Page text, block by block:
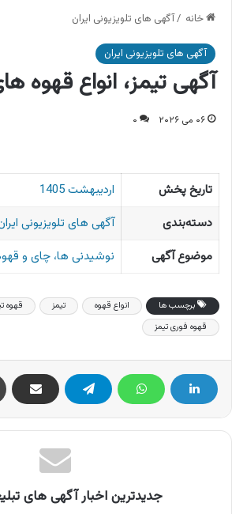
خانه /آگهی های تلویزیونی ایران
آگهی های تلویزیونی ایران
آگهی تیمز، انواع قهوه
۰۶ می ۲۰۲۶ ۰
تاریخ پخش
اردیبهشت 1405
دسته‌بندی
آگهی های تلویزیونی
موضوع آگهی
نوشیدنی ها، چای و
برچسب ها انواع قهوه تیمز قهوه
قهوه فوری تیمز
جدیدترین اخبار آگهی های